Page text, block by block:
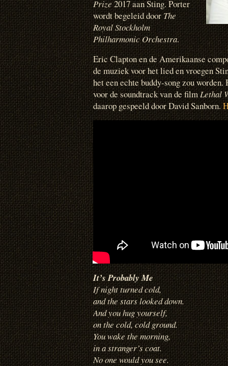
Prize2017 aan Sting. Porter
wordt begeleid doorThe
Royal Stockholm
Philharmonic Orchestra.
Eric Clapton en de Amerikaanse
de muziek voor het lied en vroegen
het een echte buddy-song zou
voor de soundtrack van de filmLethal
daarop gespeeld door David Sanborn.
It’s Probably Me
If night turned cold,
and the stars looked down.
And you hug yourself,
on the cold, cold ground.
You wake the morning,
in a stranger’s coat.
No one would you see.